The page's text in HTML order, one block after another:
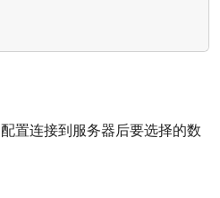
配置连接到服务器后要选择的数